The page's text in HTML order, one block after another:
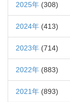
2025年 (308)
2024年 (413)
2023年 (714)
2022年 (883)
2021年 (893)